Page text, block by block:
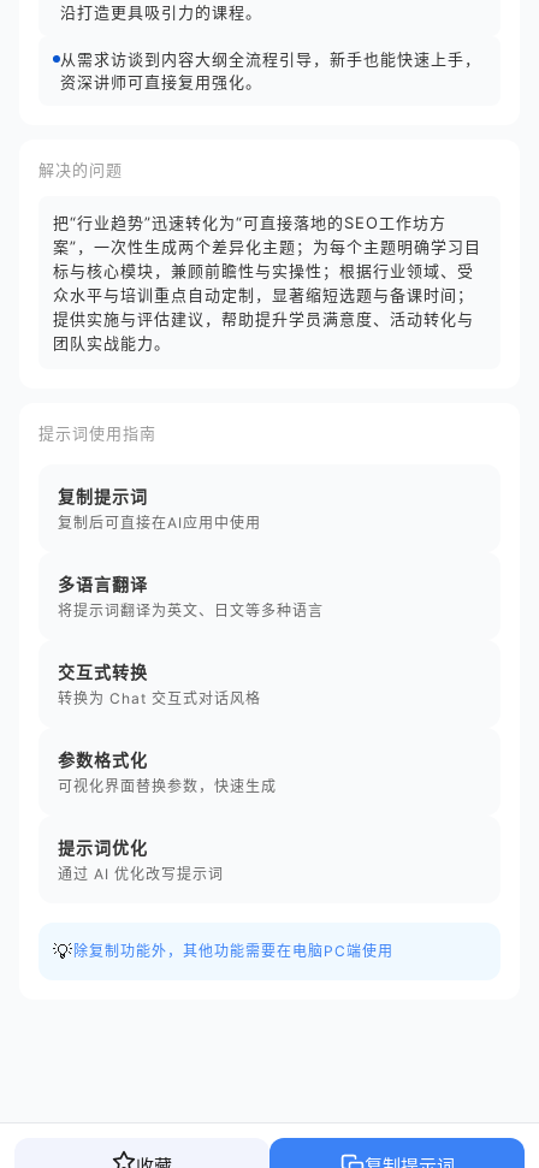
沿打造更具吸引力的课程。
从需求访谈到内容大纲全流程引导，新手也能快速上手，
资深讲师可直接复用强化。
解决的问题
把“行业趋势”迅速转化为“可直接落地的SEO工作坊方
案”，一次性生成两个差异化主题；为每个主题明确学习目
标与核心模块，兼顾前瞻性与实操性；根据行业领域、受
众水平与培训重点自动定制，显著缩短选题与备课时间；
提供实施与评估建议，帮助提升学员满意度、活动转化与
团队实战能力。
提示词使用指南
复制提示词
复制后可直接在AI应用中使用
多语言翻译
将提示词翻译为英文、日文等多种语言
交互式转换
转换为 Chat 交互式对话风格
参数格式化
可视化界面替换参数，快速生成
提示词优化
通过 AI 优化改写提示词
💡 除复制功能外，其他功能需要在电脑PC端使用